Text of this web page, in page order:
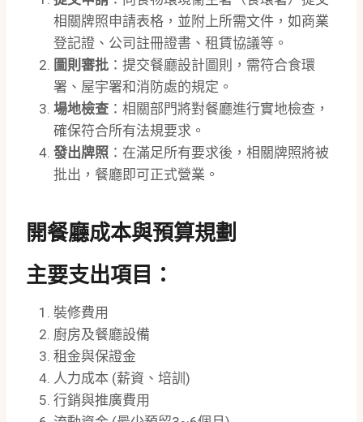
相關牌照申請表格，並附上所需文件，如商業
登記證、公司註冊證書、租賃協議等。
圖則審批 ：提交餐廳設計圖則，需符合食環
署、屋宇署和消防處的規定。
場地檢查 ：相關部門將對餐廳進行實地檢查，
確保符合所有法規要求。
發出牌照 ：在滿足所有要求後，相關牌照將被
批出，餐廳即可正式營業。
開餐廳成本與預算規劃
主要支出項目 ：
裝修費用
廚房及餐廳設備
租金與保證金
人力成本 (薪資、培訓)
行銷與推廣費用